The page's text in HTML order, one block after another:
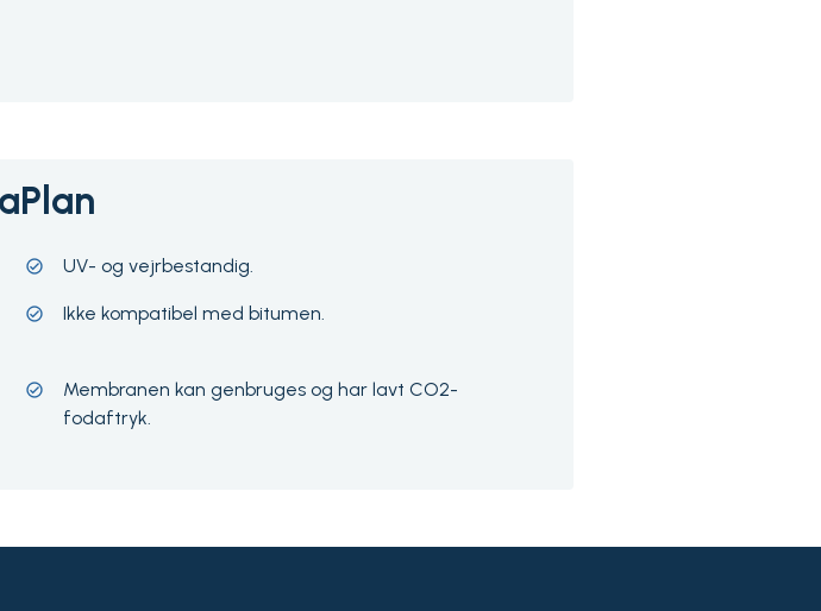
UV- og vejrbestandig.
Ikke kompatibel med bitumen.
Membranen kan genbruges og har lavt CO2-
fodaftryk.